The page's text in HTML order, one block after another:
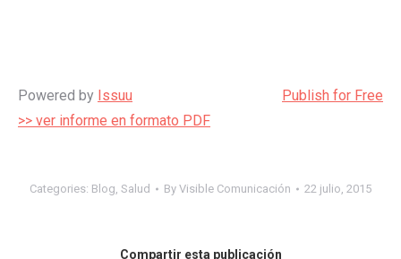
Powered by Issuu
Publish for Free
>> ver informe en formato PDF
Categories: Blog, Salud By Visible Comunicación 22 julio, 2015
Compartir esta publicación